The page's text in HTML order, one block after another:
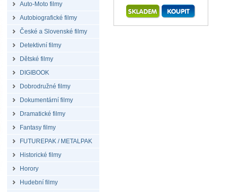
Auto-Moto filmy
Autobiografické filmy
České a Slovenské filmy
Detektivní filmy
Dětské filmy
DIGIBOOK
Dobrodružné filmy
Dokumentární filmy
Dramatické filmy
Fantasy filmy
FUTUREPAK / METALPAK
Historické filmy
Horory
Hudební filmy